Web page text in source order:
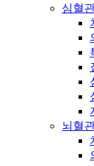
심혈
뇌혈